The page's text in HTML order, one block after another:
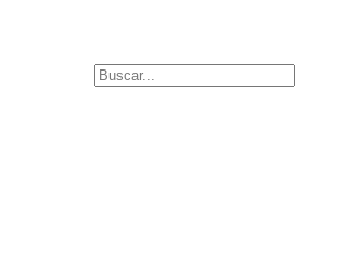
Buscar